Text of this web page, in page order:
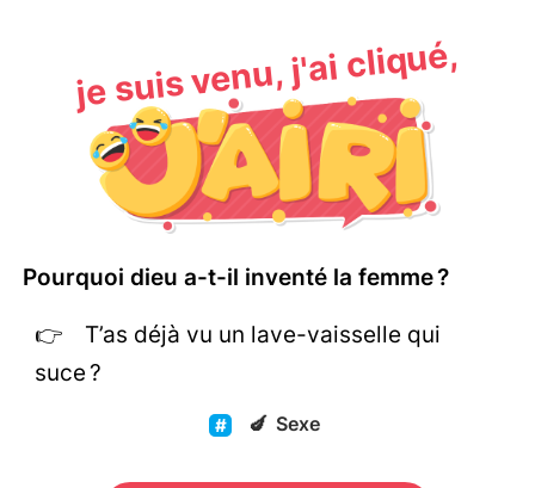
je suis venu, j'ai cliqué,
Pourquoi dieu a-t-il inventé la femme ?
T’as déjà vu un lave-vaisselle qui
suce ?
🍆 Sexe